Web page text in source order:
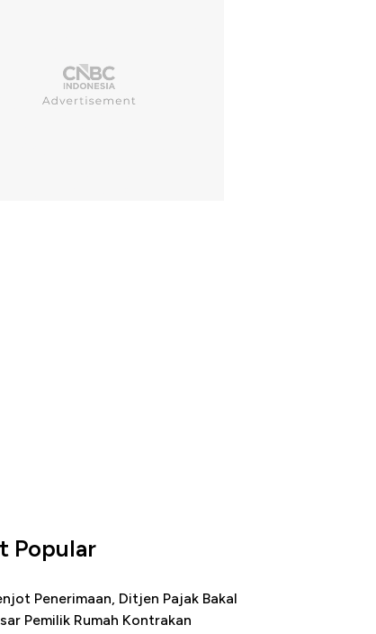
Popular
Penerimaan, Ditjen Pajak Bakal
Pemilik Rumah Kontrakan